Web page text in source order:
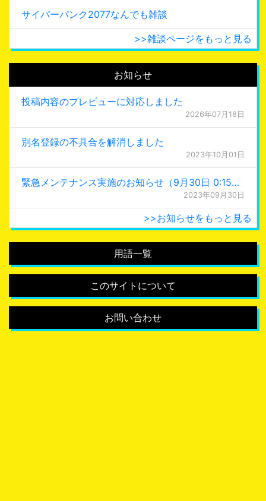
サイバーパンク2077なんでも雑談
>>雑談ページをもっと見る
お知らせ
投稿内容のプレビューに対応しました
2026年07月18日
別名登録の不具合を解消しました
2023年10月01日
緊急メンテナンス実施のお知らせ（9月30日 0:15更新）
2023年09月30日
>>お知らせをもっと見る
用語一覧
このサイトについて
お問い合わせ